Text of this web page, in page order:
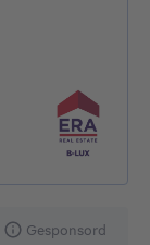
Gesponsord